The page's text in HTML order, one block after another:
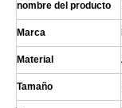
nombre del producto
Marca
Material
Tamaño